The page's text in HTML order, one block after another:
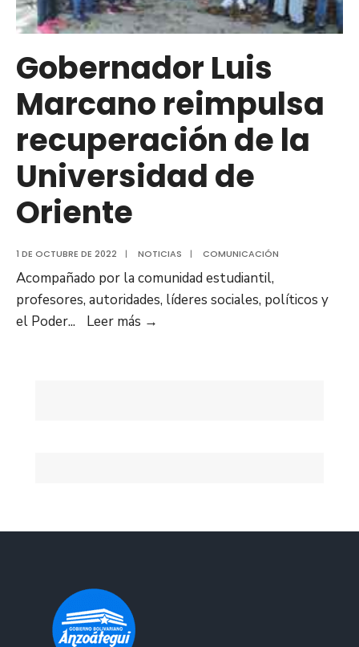
rehabilitar
la
Gobernador Luis
Marcano reimpulsa
recuperación de la
Universidad de
Oriente
1 DE OCTUBRE DE 2022 | NOTICIAS | COMUNICACIÓN
Acompañado por la comunidad estudiantil,
profesores, autoridades, líderes sociales, políticos y
el Poder... Leer más →